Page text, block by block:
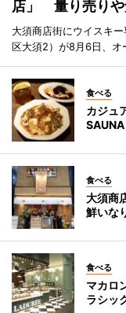
店」 量り売りや
大須商店街にウイスキ
区大須2）が8月6日、オ
食べる
カジュ
食べる
大須商
鮮いな
食べる
マカロ
ラシッ